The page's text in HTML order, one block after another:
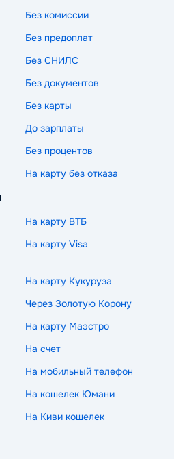
Без комиссии
Без предоплат
Без СНИЛС
Без документов
Без карты
До зарплаты
Без процентов
На карту без отказа
На карту ВТБ
На карту Visa
На карту Кукуруза
Через Золотую Корону
На карту Маэстро
На счет
На мобильный телефон
На кошелек Юмани
На Киви кошелек